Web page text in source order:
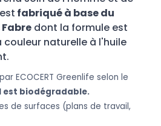
fabriqué à base du
dont la formule est
naturelle à l'huile
ECOCERT Greenlife selon le
est biodégradable.
de surfaces (plans de travail,